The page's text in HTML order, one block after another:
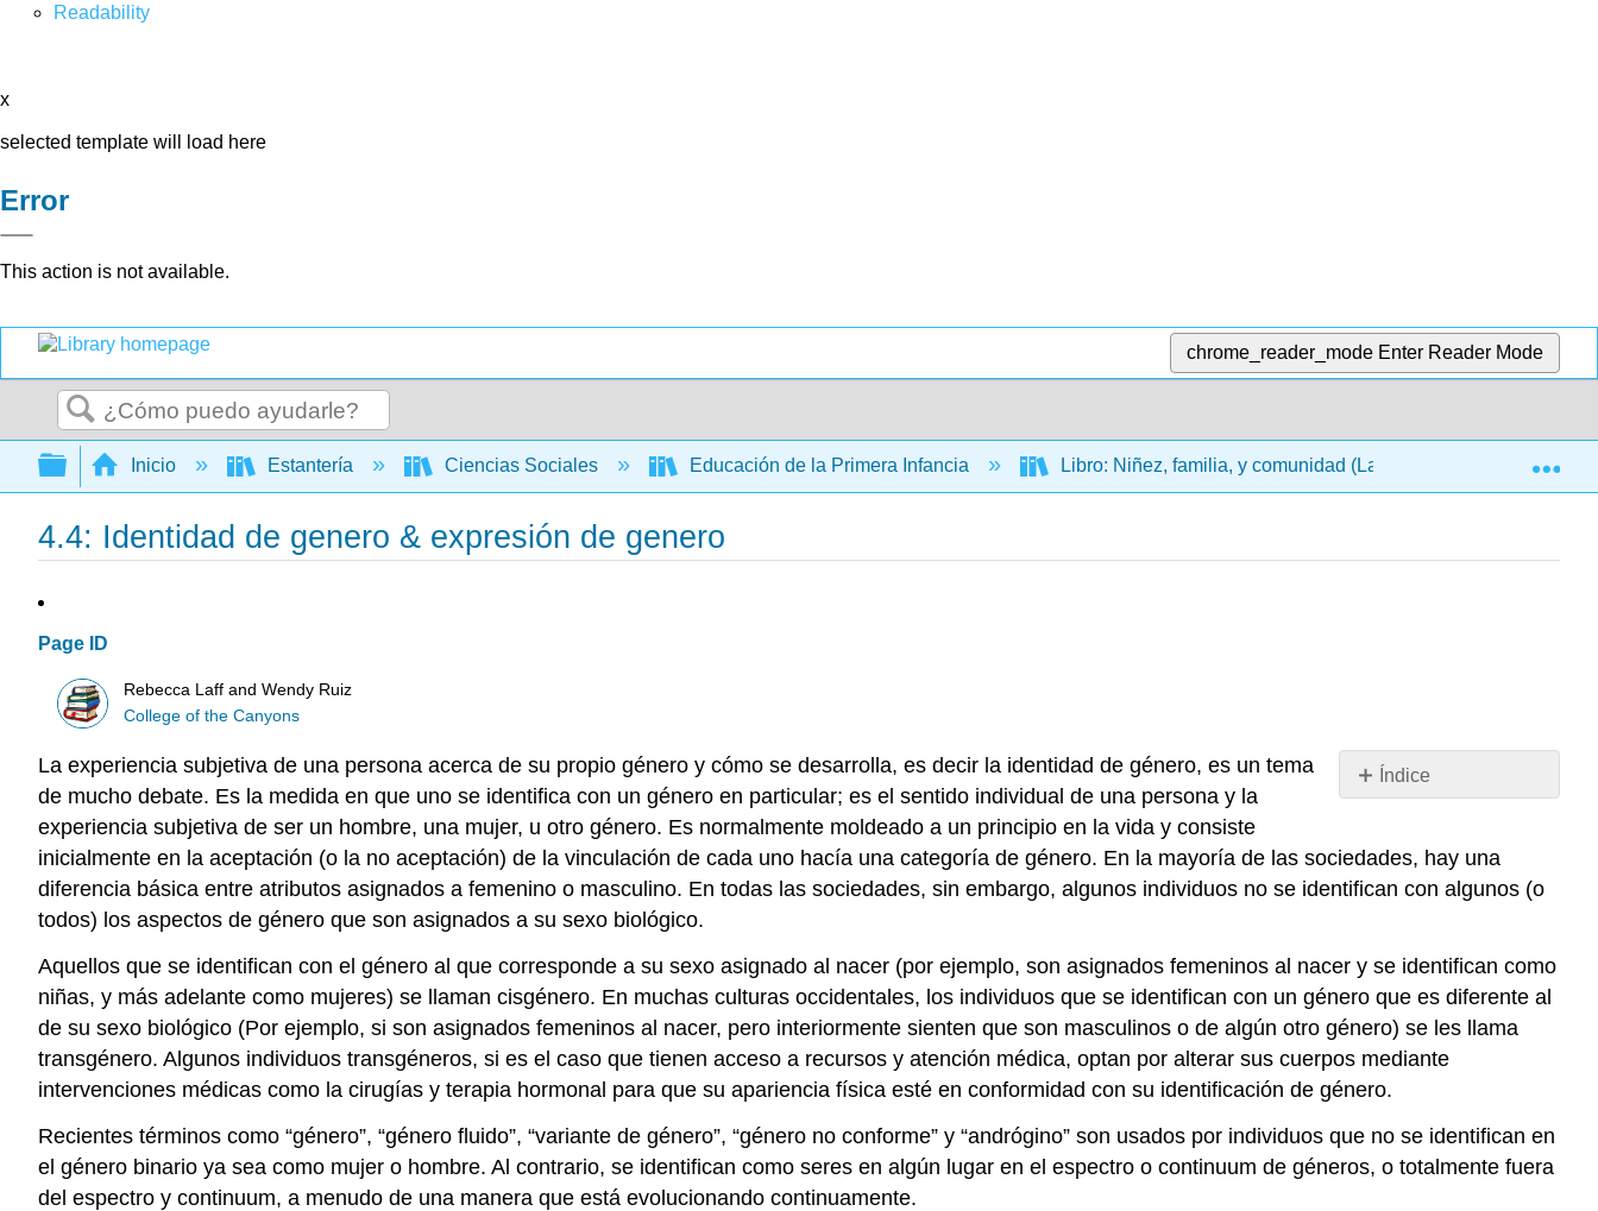
Readability
x
selected template will load here
Error
This action is not available.
chrome_reader_mode Enter Reader Mode
Buscar
Expandir/contraer jerarquía global
Inicio Estantería Ciencias Sociales Educación de la Primera Infancia Libro: Niñez, familia, y comunidad (Laff y Ruiz) 4:
4.4: Identidad de genero & expresión de genero
Page ID
Rebecca Laff and Wendy Ruiz
College of the Canyons
Índice
continuum
The
transexual
Transgéneros
no
conformes
La experiencia subjetiva de una persona acerca de su propio género y cómo se desarrolla, es decir la identidad de género, es un tema
de mucho debate. Es la medida en que uno se identifica con un género en particular; es el sentido individual de una persona y la
experiencia subjetiva de ser un hombre, una mujer, u otro género. Es normalmente moldeado a un principio en la vida y consiste
inicialmente en la aceptación (o la no aceptación) de la vinculación de cada uno hacía una categoría de género. En la mayoría de las sociedades, hay una
diferencia básica entre atributos asignados a femenino o masculino. En todas las sociedades, sin embargo, algunos individuos no se identifican con algunos (o
todos) los aspectos de género que son asignados a su sexo biológico.
Aquellos que se identifican con el género al que corresponde a su sexo asignado al nacer (por ejemplo, son asignados femeninos al nacer y se identifican como
niñas, y más adelante como mujeres) se llaman cisgénero. En muchas culturas occidentales, los individuos que se identifican con un género que es diferente al
de su sexo biológico (Por ejemplo, si son asignados femeninos al nacer, pero interiormente sienten que son masculinos o de algún otro género) se les llama
transgénero. Algunos individuos transgéneros, si es el caso que tienen acceso a recursos y atención médica, optan por alterar sus cuerpos mediante
intervenciones médicas como la cirugías y terapia hormonal para que su apariencia física esté en conformidad con su identificación de género.
Recientes términos como “género”, “género fluido”, “variante de género”, “género no conforme” y “andrógino” son usados por individuos que no se identifican en
el género binario ya sea como mujer o hombre. Al contrario, se identifican como seres en algún lugar en el espectro o continuum de géneros, o totalmente fuera
del espectro y continuum, a menudo de una manera que está evolucionando continuamente.